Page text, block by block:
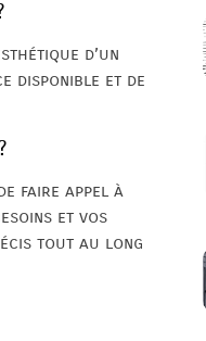
d’un
disponible et de
faire appel à
et vos
tout au long